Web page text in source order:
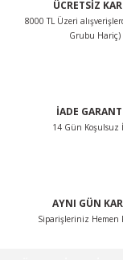
Ürün
Ürün bilgilerinde
ÜCRETSİZ
8000 TL Üzeri
Grubu Hariç)
İADE
14 Gün Koşulsuz
AYNI GÜN
Siparişleriniz Hemen